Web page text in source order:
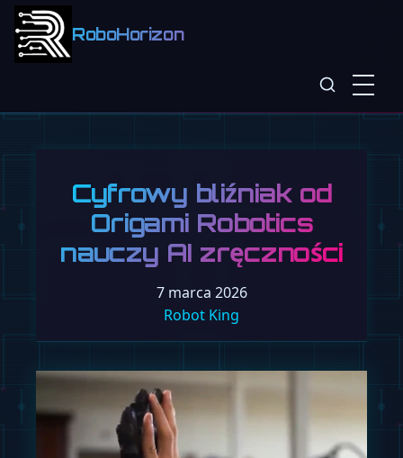
RoboHorizon
Cyfrowy bliźniak od
Origami Robotics
nauczy AI zręczności
7 marca 2026
Robot King